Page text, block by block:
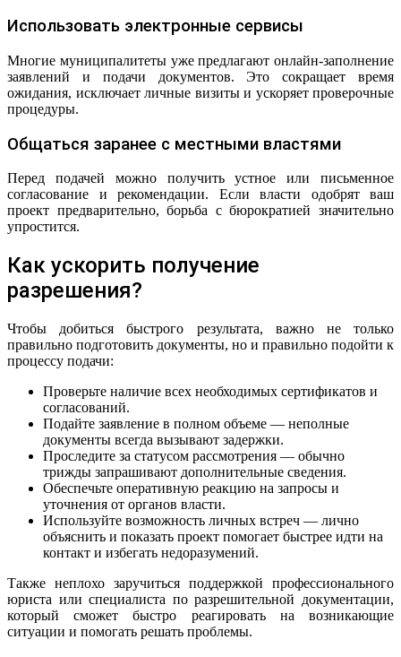
Использовать электронные сервисы
Многие муниципалитеты уже предлагают онлайн-заполнение
заявлений и подачи документов. Это сокращает время
ожидания, исключает личные визиты и ускоряет проверочные
процедуры.
Общаться заранее с местными властями
Перед подачей можно получить устное или письменное
согласование и рекомендации. Если власти одобрят ваш
проект предварительно, борьба с бюрократией значительно
упростится.
Как ускорить получение
разрешения?
Чтобы добиться быстрого результата, важно не только
правильно подготовить документы, но и правильно подойти к
процессу подачи:
Проверьте наличие всех необходимых сертификатов и
согласований.
Подайте заявление в полном объеме — неполные
документы всегда вызывают задержки.
Проследите за статусом рассмотрения — обычно
трижды запрашивают дополнительные сведения.
Обеспечьте оперативную реакцию на запросы и
уточнения от органов власти.
Используйте возможность личных встреч — лично
объяснить и показать проект помогает быстрее идти на
контакт и избегать недоразумений.
Также неплохо заручиться поддержкой профессионального
юриста или специалиста по разрешительной документации,
который сможет быстро реагировать на возникающие
ситуации и помогать решать проблемы.